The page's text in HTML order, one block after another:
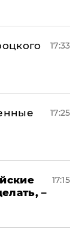
17:33
17:25
–
17:15